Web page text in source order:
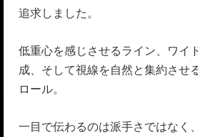
追求しました。
低重心を感じさせるライン、ワイ
成、そして視線を自然と集約させ
ロール。
一目で伝わるのは派手さではなく